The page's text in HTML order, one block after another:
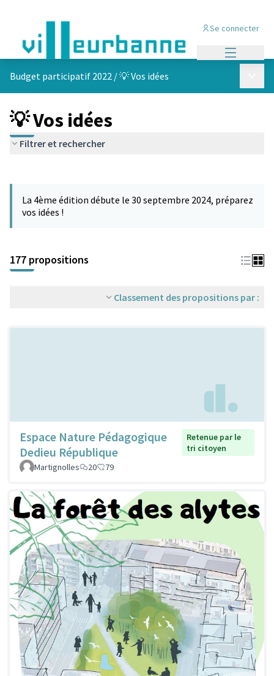
Se connecter
Budget participatif 2022 /💡 Vos idées
💡 Vos idées
Filtrer et rechercher
−
La 4ème édition débute le 30 septembre 2024, préparez
vos idées !
177 propositions
Classement des propositions par :
Espace Nature Pédagogique
Dedieu République
Retenue par le
tri citoyen
Martignolles
20 79